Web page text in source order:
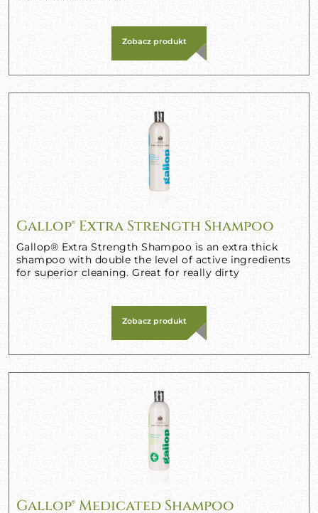
Zobacz produkt
Gallop® Extra Strength Shampoo
Gallop® Extra Strength Shampoo is an extra thick
shampoo with double the level of active ingredients
for superior cleaning. Great for really dirty
Zobacz produkt
Gallop® Medicated Shampoo